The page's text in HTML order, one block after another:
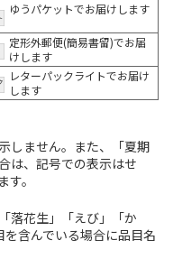
ゆうパケットでお届けします
定形外郵便(簡易書留)でお届
けします
レターパックライトでお届け
します
しません。また、「夏期
は、記号での表示はせ
。
落花生」「えび」「か
含んでいる場合に品目名